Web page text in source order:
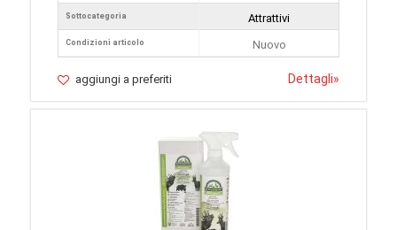
Sottocategoria
Condizioni articolo
Attrattivi
Nuovo
aggiungi a preferiti Dettagli»